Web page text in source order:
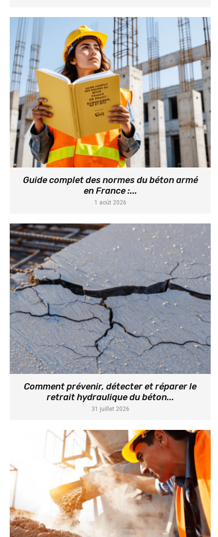
Guide complet des normes du béton armé
en France :...
1 août 2026
Comment prévenir, détecter et réparer le
retrait hydraulique du béton...
31 juillet 2026